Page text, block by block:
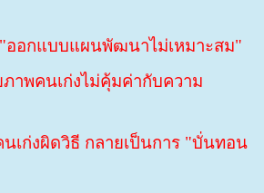
"ออกแบบแผนพัฒนาไม่เหมาะสม"
ภาพคนเก่งไม่คุ้มค่ากับความ
นเก่งผิดวิธี กลายเป็นการ "บั่นทอน